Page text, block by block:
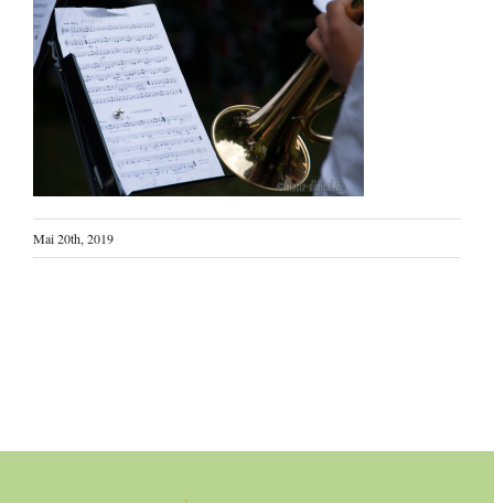
Mai 20th, 2019